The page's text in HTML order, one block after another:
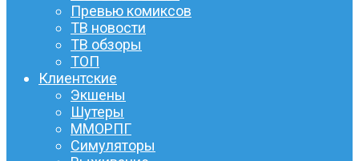
Превью комиксов
ТВ новости
ТВ обзоры
ТОП
Клиентские
Экшены
Шутеры
ММОРПГ
Симуляторы